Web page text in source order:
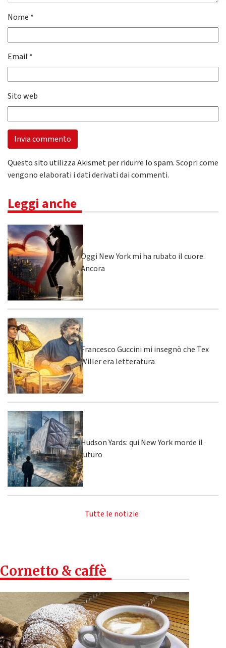
Nome *
Email *
Sito web
Questo sito utilizza Akismet per ridurre lo spam.Scopri come
vengono elaborati i dati derivati dai commenti.
Leggi anche
Oggi New York mi ha rubato il cuore.
Ancora
Francesco Guccini mi insegnò che Tex
Willer era letteratura
Hudson Yards: qui New York morde il
futuro
Tutte le notizie
Cornetto & caffè